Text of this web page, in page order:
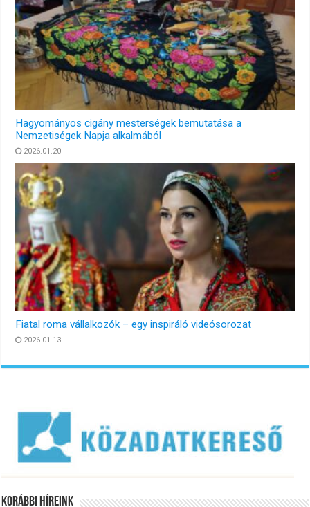
Hagyományos cigány mesterségek bemutatása a
Nemzetiségek Napja alkalmából
2026.01.20
Fiatal roma vállalkozók – egy inspiráló videósorozat
2026.01.13
Korábbi Híreink